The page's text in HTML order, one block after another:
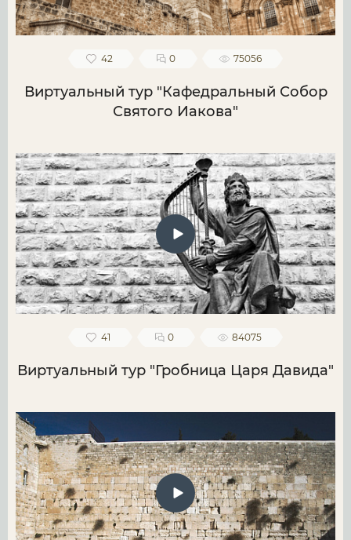
42 0 75056
Виртуальный тур "Кафедральный Собор
Святого Иакова"
41 0 84075
Виртуальный тур "Гробница Царя Давида"